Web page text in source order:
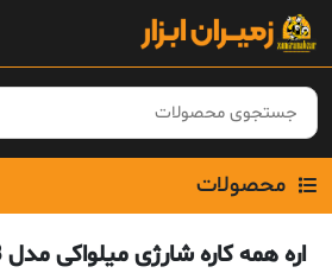
Skip
content
محصولات
اره همه کاره شارژی میلواکی مدل M18CSX_502B